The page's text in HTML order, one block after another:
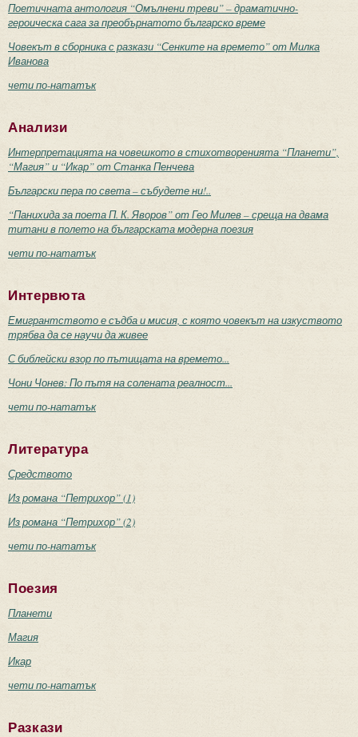
Поетичната антология “Омълнени треви” – драматично-
героическа сага за преобърнатото българско време
Човекът в сборника с разкази “Сенките на времето” от Милка
Иванова
чети по-нататък
Анализи
Интерпретацията на човешкото в стихотворенията “Планети”,
“Магия” и “Икар” от Станка Пенчева
Български пера по света – събудете ни!..
“Панихида за поета П. К. Яворов” от Гео Милев – среща на двама
титани в полето на българската модерна поезия
чети по-нататък
Интервюта
Емигрантството е съдба и мисия, с която човекът на изкуството
трябва да се научи да живее
С библейски взор по пътищата на времето...
Чони Чонев: По пътя на солената реалност...
чети по-нататък
Литература
Средството
Из романа “Петрихор” (1)
Из романа “Петрихор” (2)
чети по-нататък
Поезия
Планети
Магия
Икар
чети по-нататък
Разкази